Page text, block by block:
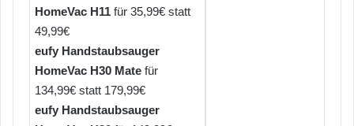
HomeVac H11 für 35,99€ statt
49,99€
eufy Handstaubsauger
HomeVac H30 Mate für
134,99€ statt 179,99€
eufy Handstaubsauger